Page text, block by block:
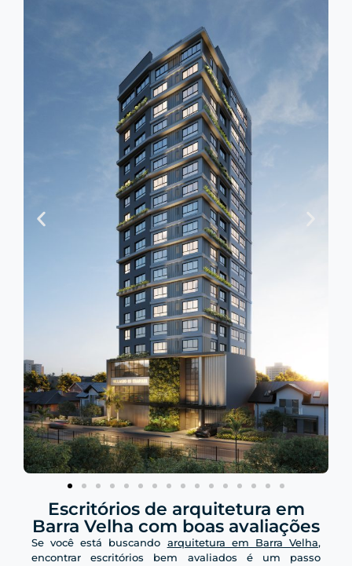
Escritórios de arquitetura em
Barra Velha com boas avaliações
Se você está buscando arquitetura em Barra Velha,
encontrar escritórios bem avaliados é um passo